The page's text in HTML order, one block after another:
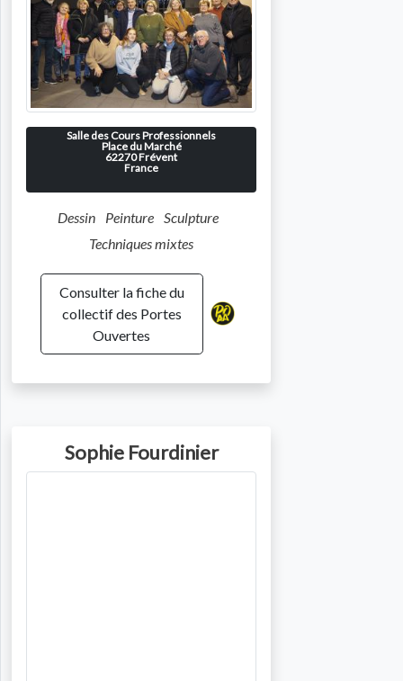
Salle des Cours Professionnels
Place du Marché
62270Frévent
France
Dessin Peinture
Sculpture
Techniques mixtes
Consulter la fiche du
collectif des Portes
Ouvertes
Sophie Fourdinier